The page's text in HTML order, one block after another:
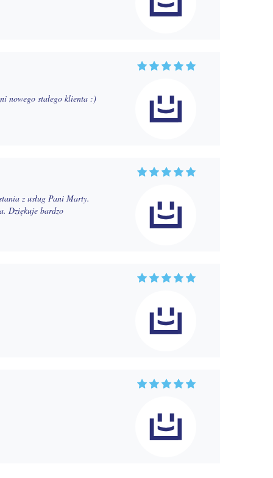
nowego stałego klienta :)
z usług Pani Marty.
Dziękuje bardzo